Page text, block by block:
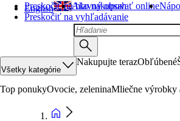
Preskočiť na hlavný obsah
Preskočiť na vyhľadávanie
English Ako nakupovať online
Všetky kategórie
Nakupujte terazObľúbené
Top ponukyOvocie, zeleninaMliečne výrobky